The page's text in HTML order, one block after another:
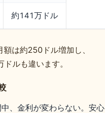
約141万ドル
は約250ドル増加し、
ルも違います。
中、金利が変わらない。安